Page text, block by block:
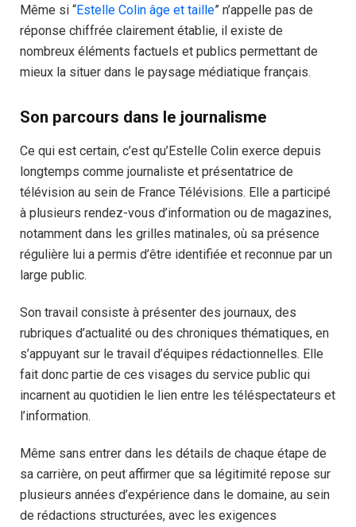
Même si “Estelle Colin âge et taille” n’appelle pas de
réponse chiffrée clairement établie, il existe de
nombreux éléments factuels et publics permettant de
mieux la situer dans le paysage médiatique français.
Son parcours dans le journalisme
Ce qui est certain, c’est qu’Estelle Colin exerce depuis
longtemps comme journaliste et présentatrice de
télévision au sein de France Télévisions. Elle a participé
à plusieurs rendez-vous d’information ou de magazines,
notamment dans les grilles matinales, où sa présence
régulière lui a permis d’être identifiée et reconnue par un
large public.
Son travail consiste à présenter des journaux, des
rubriques d’actualité ou des chroniques thématiques, en
s’appuyant sur le travail d’équipes rédactionnelles. Elle
fait donc partie de ces visages du service public qui
incarnent au quotidien le lien entre les téléspectateurs et
l’information.
Même sans entrer dans les détails de chaque étape de
sa carrière, on peut affirmer que sa légitimité repose sur
plusieurs années d’expérience dans le domaine, au sein
de rédactions structurées, avec les exigences